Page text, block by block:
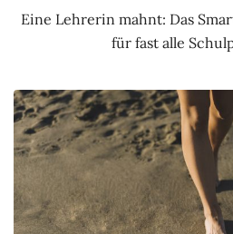
Eine Lehrerin mahnt: Das
für fast alle